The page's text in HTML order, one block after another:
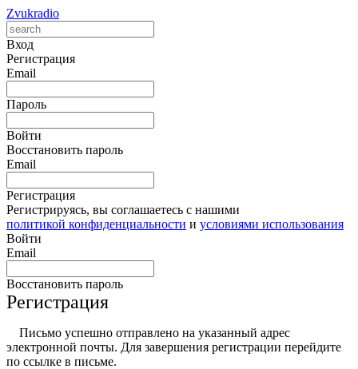
Zvukradio
Вход
Регистрация
Email
Пароль
Войти
Восстановить пароль
Email
Регистрация
Регистрируясь, вы соглашаетесь с нашими
политикой конфиденциальности и условиями использования
Войти
Email
Восстановить пароль
Регистрация
Письмо успешно отправлено на указанный адрес
электронной почты. Для завершения регистрации перейдите
по ссылке в письме.